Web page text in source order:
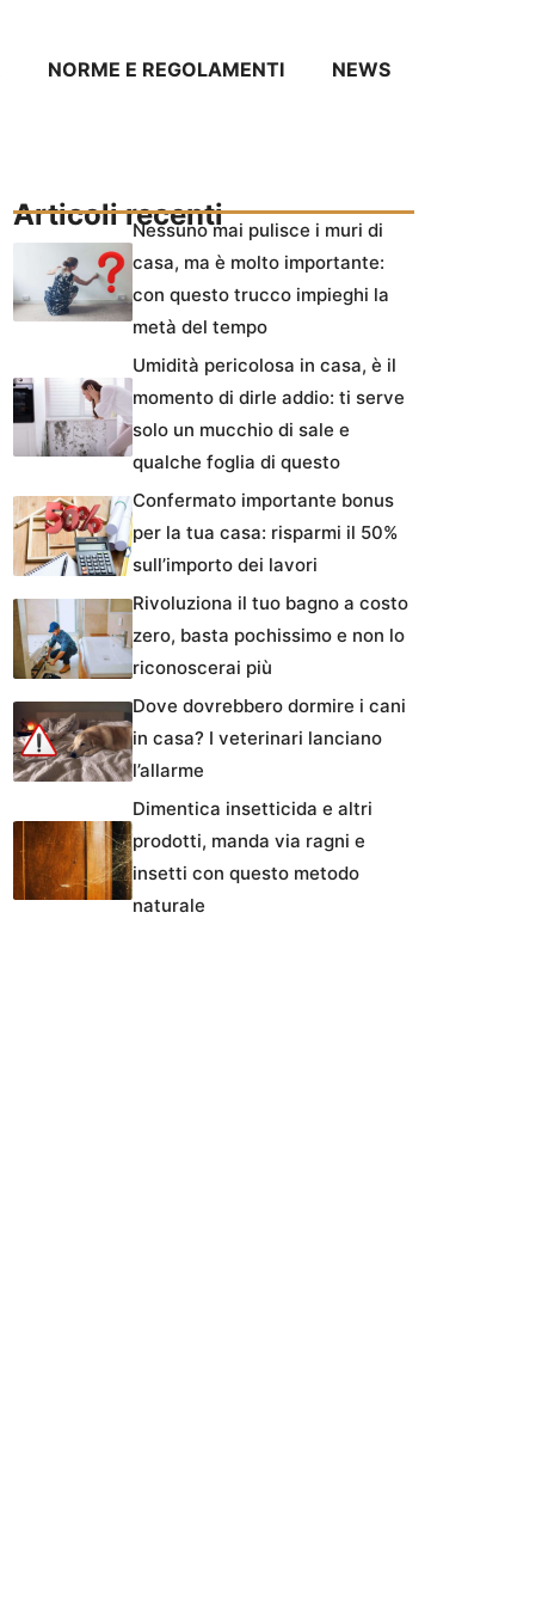
NORME E REGOLAMENTI NEWS
Articoli recentiNessuno mai pulisce i muri di
casa, ma è molto importante:
con questo trucco impieghi la
metà del tempo
Umidità pericolosa in casa, è il
momento di dirle addio: ti serve
solo un mucchio di sale e
qualche foglia di questo
Confermato importante bonus
per la tua casa: risparmi il 50%
sull’importo dei lavori
Rivoluziona il tuo bagno a costo
zero, basta pochissimo e non lo
riconoscerai più
Dove dovrebbero dormire i cani
in casa? I veterinari lanciano
l’allarme
Dimentica insetticida e altri
prodotti, manda via ragni e
insetti con questo metodo
naturale